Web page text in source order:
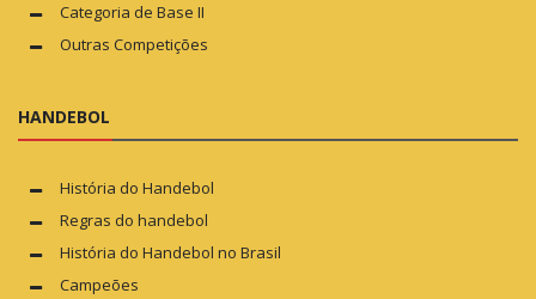
Categoria de Base II
Outras Competições
HANDEBOL
História do Handebol
Regras do handebol
História do Handebol no Brasil
Campeões